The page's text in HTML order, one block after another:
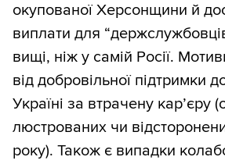
окупованої Херсонщини й
виплати для
вищі, ніж у самій Росії.
від добровільної підтримки
Україні за втрачену кар’єру
люстрованих чи
року). Також є випадки